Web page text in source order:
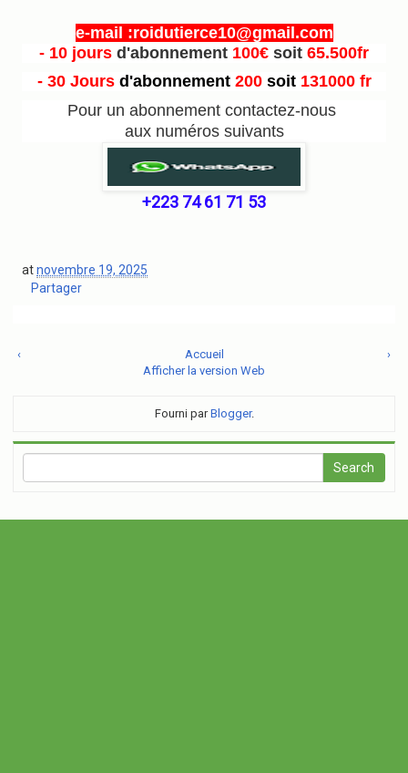
e-mail :roidutierce10@gmail.com
- 10 jours d'abonnement 100€ soit 65.500fr
- 30 Jours d'abonnement200 soit131000 fr
Pour un abonnement contactez-nous
aux numéros suivants
+223 74 61 71 53
atnovembre 19, 2025
Partager
‹ ›
Accueil
Afficher la version Web
Fourni parBlogger.